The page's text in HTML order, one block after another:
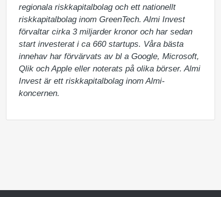
regionala riskkapitalbolag och ett nationellt
riskkapitalbolag inom GreenTech. Almi Invest
förvaltar cirka 3 miljarder kronor och har sedan
start investerat i ca 660 startups. Våra bästa
innehav har förvärvats av bl a Google, Microsoft,
Qlik och Apple eller noterats på olika börser. Almi
Invest är ett riskkapitalbolag inom Almi-
koncernen.